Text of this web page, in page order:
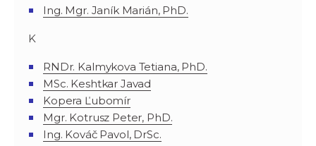
Ing. Mgr. Janík Marián, PhD.
K
RNDr. Kalmykova Tetiana, PhD.
MSc. Keshtkar Javad
Kopera Ľubomír
Mgr. Kotrusz Peter, PhD.
Ing. Kováč Pavol, DrSc.